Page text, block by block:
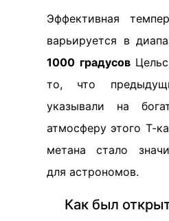
Эффективная
варьируется в
1000 градусов
то, что
указывали на
атмосферу этого Т-
метана стало
для астрономов.
Как был